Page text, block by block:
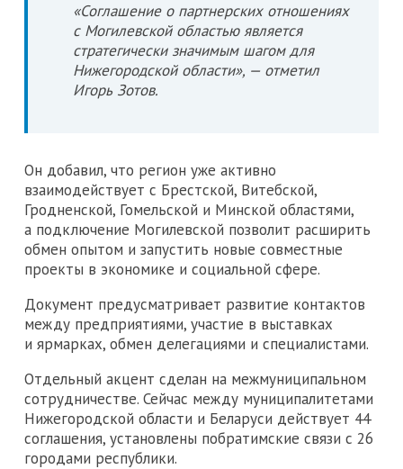
«Соглашение о партнерских отношениях
с Могилевской областью является
стратегически значимым шагом для
Нижегородской области», — отметил
Игорь Зотов.
Он добавил, что регион уже активно
взаимодействует с Брестской, Витебской,
Гродненской, Гомельской и Минской областями,
а подключение Могилевской позволит расширить
обмен опытом и запустить новые совместные
проекты в экономике и социальной сфере.
Документ предусматривает развитие контактов
между предприятиями, участие в выставках
и ярмарках, обмен делегациями и специалистами.
Отдельный акцент сделан на межмуниципальном
сотрудничестве. Сейчас между муниципалитетами
Нижегородской области и Беларуси действует 44
соглашения, установлены побратимские связи с 26
городами республики.